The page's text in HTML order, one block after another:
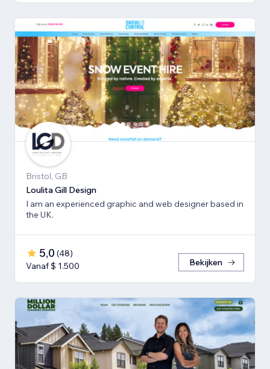
Bristol, GB
Loulita Gill Design
I am an experienced graphic and web designer based in
the UK.
5,0 (48)
Vanaf $ 1.500
Bekijken